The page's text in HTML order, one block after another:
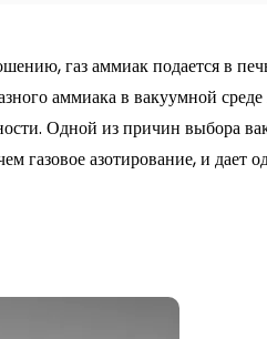
газ аммиак подается в
аммиака в вакуумной среде
Одной из причин выбора
газовое азотирование, и дает